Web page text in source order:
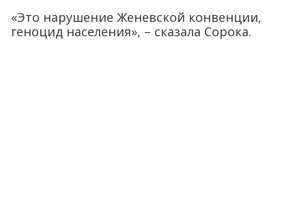
«Это нарушение Женевской конвенции,
геноцид населения», – сказала Сорока.